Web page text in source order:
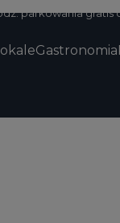
parkowania
Gastronomia